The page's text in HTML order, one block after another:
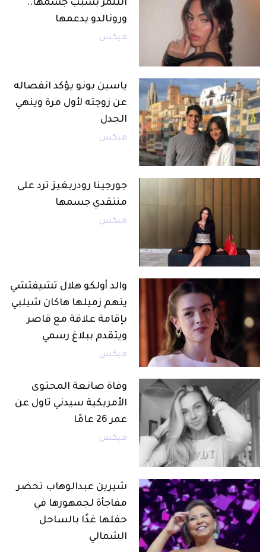
التنمر بسبب جسمها..
ورونالدو يدعمها
ميكس
ياسين بونو يؤكد انفصاله
عن زوجته لأول مرة وينهي
الجدل
ميكس
جورجينا رودريغيز ترد على
منتقدي جسمها
ميكس
والد أولكو هلال تشيفتشي
يتهم زميلها هاكان شيلبي
بإقامة علاقة مع قاصر
ويتقدم ببلاغ رسمي
ميكس
وفاة صانعة المحتوى
الأمريكية سيدني تاول عن
عمر 26 عامًا
ميكس
شيرين عبدالوهاب تحضر
مفاجأة لجمهورها في
حفلها غدًا بالساحل
الشمالي